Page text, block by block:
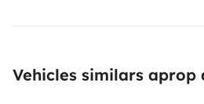
Vehicles similars aprop